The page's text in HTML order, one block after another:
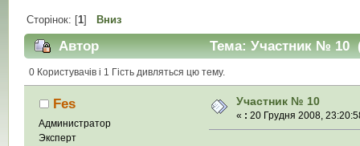
Сторінок: [1] Вниз
Автор Тема: Участник № 10
0 Користувачів і 1 Гість дивляться цю тему.
Fes
Администратор
Эксперт
Участник № 10
« : 20 Грудня 2008,